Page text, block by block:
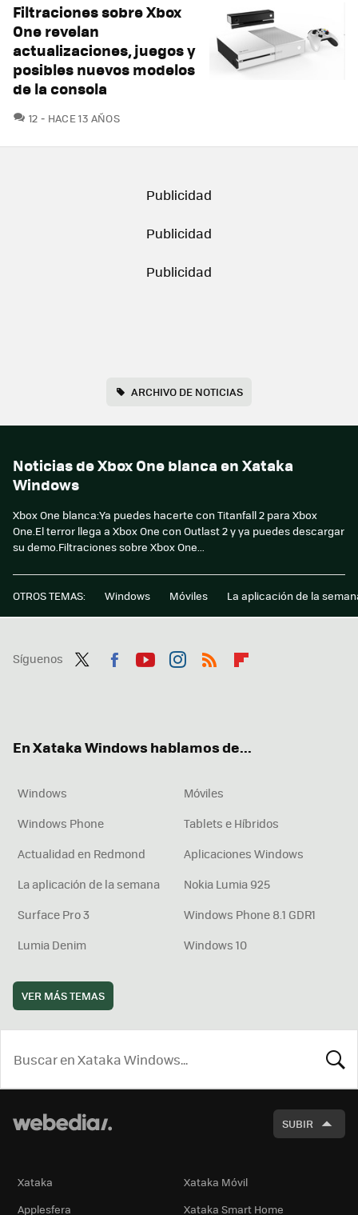
Filtraciones sobre Xbox
One revelan
actualizaciones, juegos y
posibles nuevos modelos
de la consola
12 COMENTARIOS
HACE 13 AÑOS
ARCHIVO DE NOTICIAS
Noticias de Xbox One blanca en Xataka
Windows
Xbox One blanca:Ya puedes hacerte con Titanfall 2 para Xbox
One.El terror llega a Xbox One con Outlast 2 y ya puedes descargar
su demo.Filtraciones sobre Xbox One...
OTROS TEMAS: Windows Móviles La aplicación de la
Síguenos
En Xataka Windows hablamos de...
Windows
Móviles
Windows Phone
Tablets e Híbridos
Actualidad en Redmond
Aplicaciones Windows
La aplicación de la semana
Nokia Lumia 925
Surface Pro 3
Windows Phone 8.1 GDR1
Lumia Denim
Windows 10
VER MÁS TEMAS
SUBIR
Xataka
Xataka Móvil
Applesfera
Xataka Smart Home